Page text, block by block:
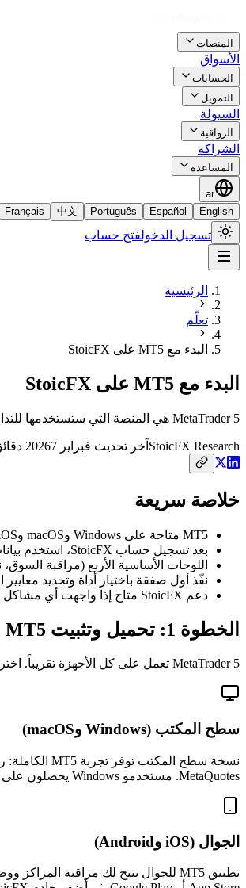
المنصات
الأسواق
الحسابات
التمويل
السيولة
الرواقية
الشراكة
المساعدة
ar
English
Español
Português
中文
Français
تسجيل الدخولفتح حساب
الرئيسية
تعلّم
البدء مع MT5 على StoicFX
البدء مع MT5 على StoicFX
MetaTrader 5 هي المنصة التي ستستخدمها للتداول على StoicFX. هذا الدليل يرشدك من الإعداد إلى أول صفقة.
StoicFX Research آخر تحديث فبراير 2026 7
خلاصة سريعة
MT5 متاحة على Windows وmacOS وiOS وAndroid وكنسخة متصفح (WebTrader) بدون حاجة للتثبيت
بعد تسجيل حساب StoicFX، استخدم بيانات الاعتماد المرسلة لك بالبريد لتسجيل الدخول في MT5 بخادم StoicFX
اللوحات الأساسية الأربع (مراقبة
نفّذ أول صفقة باختيار أداة وتحديد
دعم StoicFX متاح إذا واجهت أي مشاكل أثناء الإعداد أو جلسة التداول الأولى
الخطوة 1: تحميل وتثبيت MT5
MetaTrader 5 تعمل على كل الأجهزة تقريباً. اختر النسخة المناسبة لسير عملك أو استخدم نسخاً متعددة للتداول من أي مكان.
سطح المكتب (Windows وmacOS)
MetaQuotes. مستخدمو Windows يحصلون على أداء أصلي؛ مستخدمو macOS يمكنهم تشغيل المنصة عبر البناء الرسمي لـ macOS.
الجوال (iOS وAndroid)